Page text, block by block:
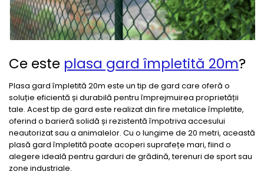
Ce este plasa gard împletită 20m?
Plasa gard împletită 20m este un tip de gard care oferă o
soluție eficientă și durabilă pentru împrejmuirea proprietății
tale. Acest tip de gard este realizat din fire metalice împletite,
oferind o barieră solidă și rezistentă împotriva accesului
neautorizat sau a animalelor. Cu o lungime de 20 metri, această
plasă gard împletită poate acoperi suprafețe mari, fiind o
alegere ideală pentru garduri de grădină, terenuri de sport sau
zone industriale.